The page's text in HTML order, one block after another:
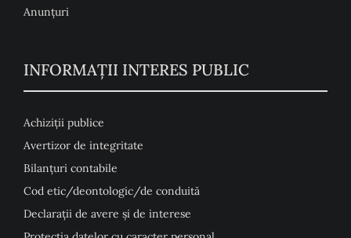
Anunţuri
INFORMAȚII INTERES PUBLIC
Achiziții publice
Avertizor de integritate
Bilanțuri contabile
Cod etic/deontologic/de conduită
Declarații de avere și de interese